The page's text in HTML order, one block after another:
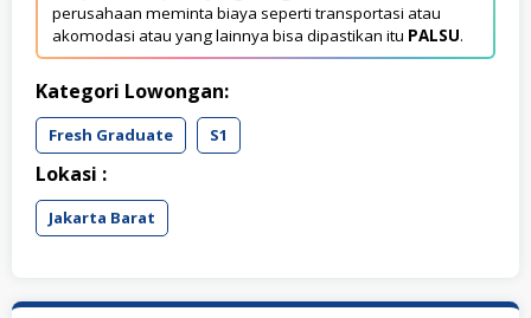
perusahaan meminta biaya seperti transportasi atau
akomodasi atau yang lainnya bisa dipastikan itu PALSU.
Kategori Lowongan:
Fresh Graduate S1
Lokasi :
Jakarta Barat